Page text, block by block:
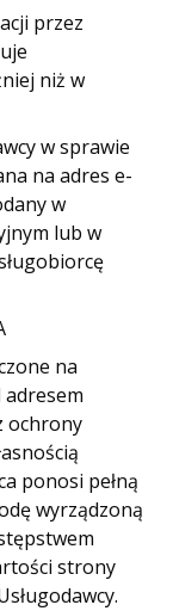
przez
niż w
w sprawie
na adres e-
w
lub w
na
ochrony
ponosi pełną
wyrządzoną
strony